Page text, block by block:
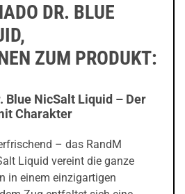
DR. BLUE
ZUM PRODUKT:
Blue NicSalt Liquid – Der
Charakter
– das RandM
Liquid vereint die ganze
in einem einzigartigen